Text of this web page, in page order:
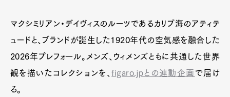
マクシミリアン・デイヴィスのルーツであるカリブ海のアティテ
ュードと、ブランドが誕生した1920年代の空気感を融合した
2026年プレフォール。メンズ、ウィメンズともに共通した世界
観を描いたコレクションを、figaro.jpとの連動企画 で届け
る。